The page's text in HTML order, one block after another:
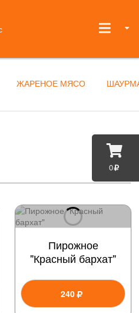
0
ЖАРЕНОЕ МЯСО
Пирожное
"Красный бархат"
240